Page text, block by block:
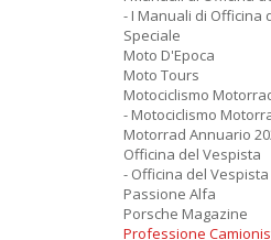
- I Manuali di Officina
Speciale
Moto D'Epoca
Moto Tours
Motociclismo
- Motociclismo
Motorrad Annuario
Officina del Vespista
- Officina del
Passione Alfa
Porsche Magazine
Professione